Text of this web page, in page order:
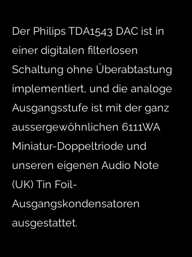
Der Philips TDA1543 DAC ist in
einer digitalen filterlosen
Schaltung ohne Überabtastung
implementiert, und die analoge
Ausgangsstufe ist mit der ganz
aussergewöhnlichen 6111WA
Miniatur-Doppeltriode und
unseren eigenen Audio Note
(UK) Tin Foil-
Ausgangskondensatoren
ausgestattet.